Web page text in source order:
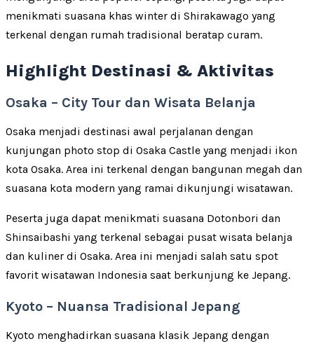
menikmati suasana khas winter di Shirakawago yang
terkenal dengan rumah tradisional beratap curam.
Highlight Destinasi & Aktivitas
Osaka – City Tour dan Wisata Belanja
Osaka menjadi destinasi awal perjalanan dengan
kunjungan photo stop di Osaka Castle yang menjadi ikon
kota Osaka. Area ini terkenal dengan bangunan megah dan
suasana kota modern yang ramai dikunjungi wisatawan.
Peserta juga dapat menikmati suasana Dotonbori dan
Shinsaibashi yang terkenal sebagai pusat wisata belanja
dan kuliner di Osaka. Area ini menjadi salah satu spot
favorit wisatawan Indonesia saat berkunjung ke Jepang.
Kyoto – Nuansa Tradisional Jepang
Kyoto menghadirkan suasana klasik Jepang dengan